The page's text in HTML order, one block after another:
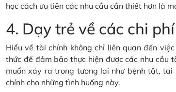
học cách ưu tiên các nhu cầu cần thiết hơn là
4. Dạy trẻ về các chi
Hiểu về tài chính không chỉ liên quan đến
thức để đảm bảo thực hiện được các nhu cầu
muốn xảy ra trong tương lai như bệnh tật,
chính cho những tình huống này.